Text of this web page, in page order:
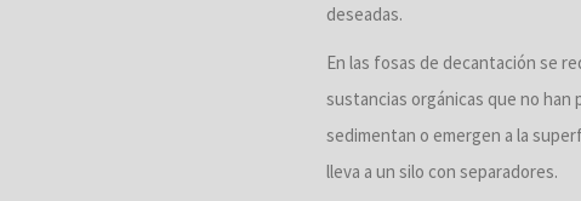
deseadas.
En las fosas de decantación se
sustancias orgánicas que no
sedimentan o emergen a la
lleva a un silo con separadores.